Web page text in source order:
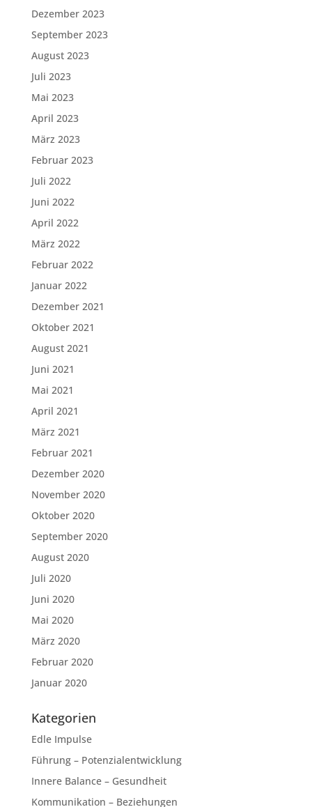
Dezember 2023
September 2023
August 2023
Juli 2023
Mai 2023
April 2023
März 2023
Februar 2023
Juli 2022
Juni 2022
April 2022
März 2022
Februar 2022
Januar 2022
Dezember 2021
Oktober 2021
August 2021
Juni 2021
Mai 2021
April 2021
März 2021
Februar 2021
Dezember 2020
November 2020
Oktober 2020
September 2020
August 2020
Juli 2020
Juni 2020
Mai 2020
März 2020
Februar 2020
Januar 2020
Kategorien
Edle Impulse
Führung – Potenzialentwicklung
Innere Balance – Gesundheit
Kommunikation – Beziehungen